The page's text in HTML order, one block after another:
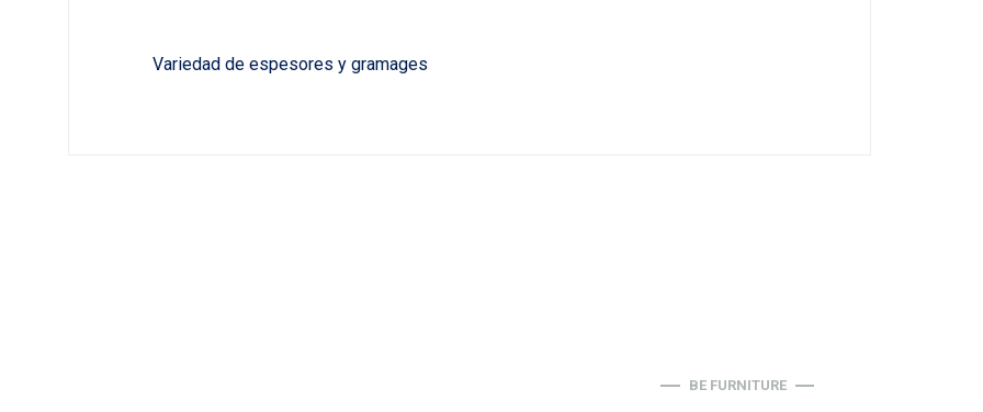
Variedad de espesores y gramages
BE FURNITURE